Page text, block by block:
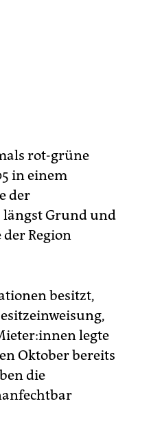
rot-grüne
in einem
der
längst Grund und
Region
besitzt,
legte
Oktober bereits
die